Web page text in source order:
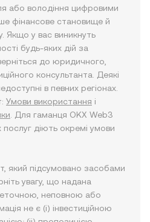
або володіння цифровими
фінансове становище й
Якщо у вас виникнуть
будь-яких дій за
до юридичного,
консультанта. Деякі
в певних регіонах.
Умови використання і
. Для гаманця OKX Web3
діють окремі умови
який підсумовано засобами
увагу, що надана
неповною або
не є (i) інвестиційною